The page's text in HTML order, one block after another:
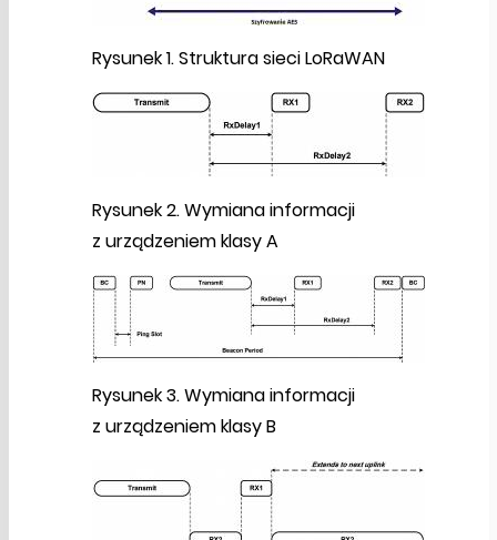
Rysunek 1. Struktura sieci LoRaWAN
Rysunek 2. Wymiana informacji
z urządzeniem klasy A
Rysunek 3. Wymiana informacji
z urządzeniem klasy B